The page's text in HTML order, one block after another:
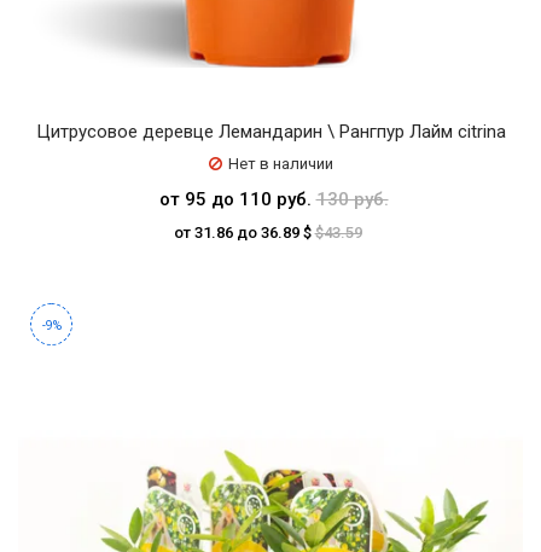
Цитрусовое деревце Лемандарин \ Рангпур Лайм citrina
Нет в наличии
от 95 до 110 руб.130 руб.
от 31.86 до 36.89 $$43.59
-9%